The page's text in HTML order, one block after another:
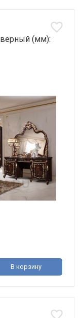
(мм):
В корзину